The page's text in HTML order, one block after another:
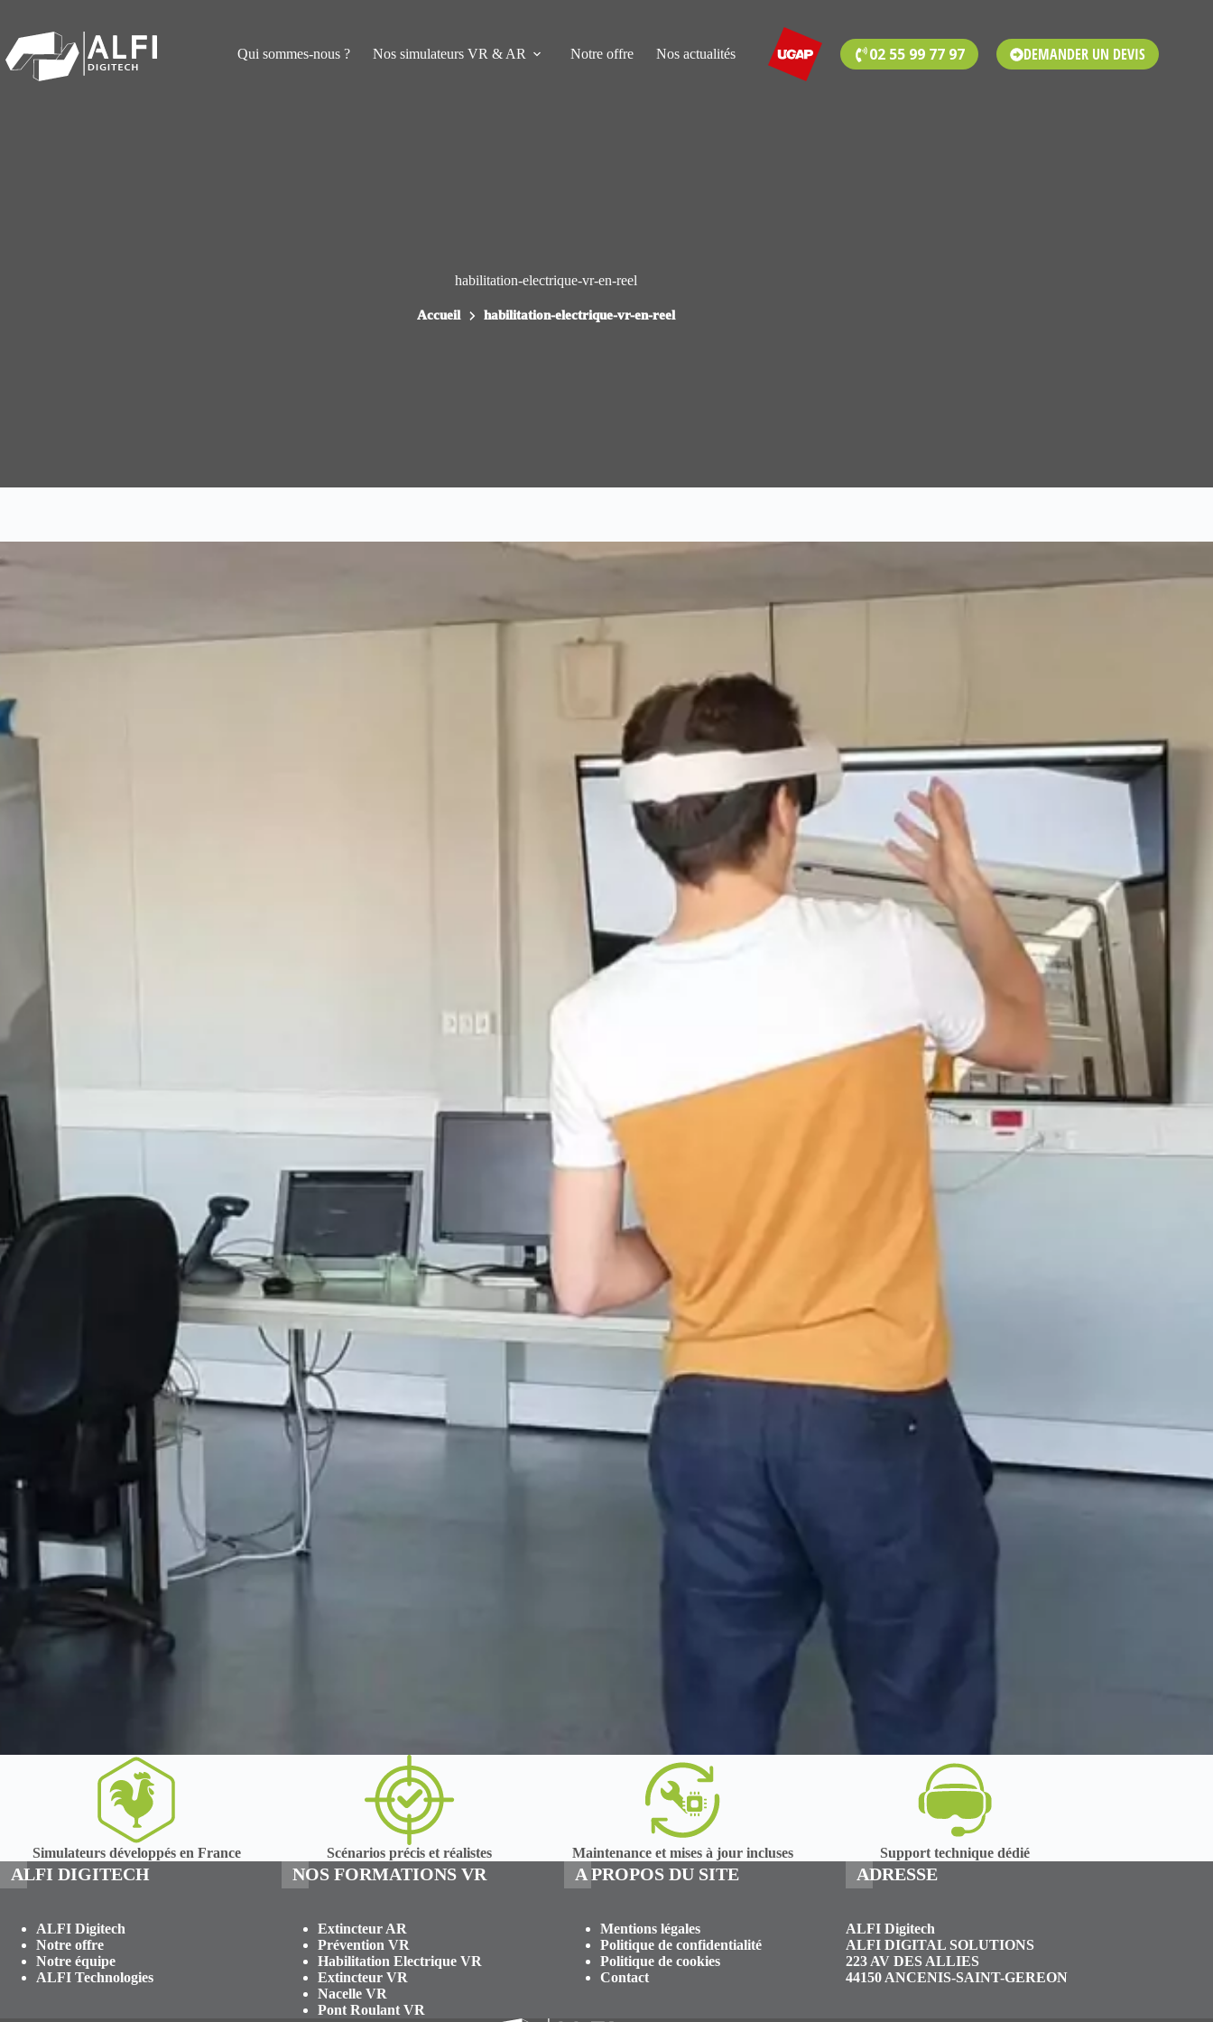
contenu
Qui sommes-nous ?
Nos simulateurs VR & AR Notre offre Nos actualités 02 55 99 77 97 DEMANDER UN DEVIS
habilitation-electrique-vr-en-reel
Accueil habilitation-electrique-vr-en-reel
Simulateurs développés en France Scénarios précis et réalistes Maintenance et mises à jour incluses Support technique dédié
ALFI DIGITECH
ALFI Digitech
Notre offre
Notre équipe
ALFI Technologies
NOS FORMATIONS VR
Extincteur AR
Prévention VR
Habilitation Electrique VR
Extincteur VR
Nacelle VR
Pont Roulant VR
A PROPOS DU SITE
Mentions légales
Politique de confidentialité
Politique de cookies
Contact
ADRESSE
ALFI Digitech
ALFI DIGITAL SOLUTIONS
223 AV DES ALLIES
44150 ANCENIS-SAINT-GEREON